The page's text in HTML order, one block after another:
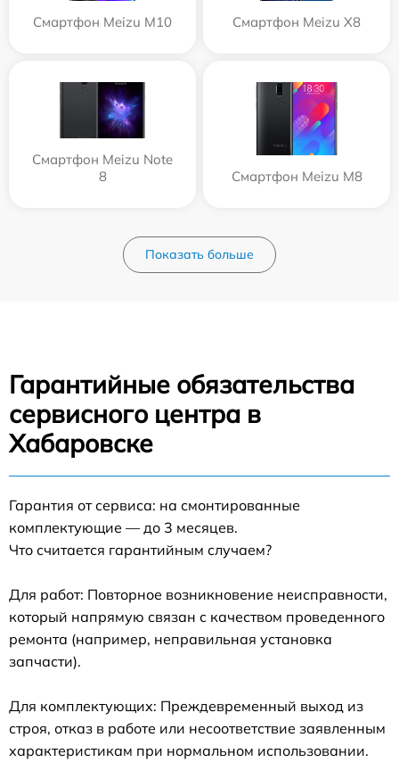
Смартфон Meizu M10 Смартфон Meizu X8
Смартфон Meizu Note
8
Смартфон Meizu M8
Показать больше
Гарантийные обязательства
сервисного центра в
Хабаровске
Гарантия от сервиса: на смонтированные
комплектующие — до 3 месяцев.
Что считается гарантийным случаем?
Для работ: Повторное возникновение неисправности,
который напрямую связан с качеством проведенного
ремонта (например, неправильная установка
запчасти).
Для комплектующих: Преждевременный выход из
строя, отказ в работе или несоответствие заявленным
характеристикам при нормальном использовании.